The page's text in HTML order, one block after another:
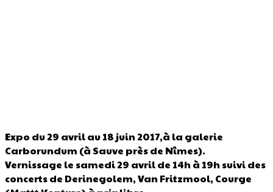
Expo du 29 avril au 18 juin 2017,à la galerie
Carborundum (à Sauve près de Nîmes).
Vernissage le samedi 29 avril de 14h à 19h suivi des
concerts de Derinegolem,Van Fritzmool, Courge